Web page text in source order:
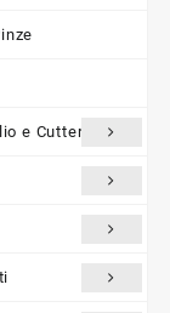
e Cutter